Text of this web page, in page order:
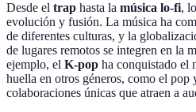
Desde el trap hasta la música lo-fi,
evolución y fusión. La música ha
de diferentes culturas, y la
de lugares remotos se integren en la
ejemplo, el K-pop ha conquistado el
huella en otros géneros, como el
colaboraciones únicas que atraen a